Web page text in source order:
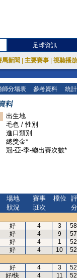
足球資訊
馬新聞 主要賽事 視聽播
師分場表 參考資料 統
出生地
毛色 / 性別
進口類別
總獎金*
冠-亞-季-總出賽次數*
場地
狀況
賽事
班次
檔位
評
分
好 4 3
58
好 4 9
57
好 4 1
52
好 4 10
52
好 4 3
52
好/快 4 11
52